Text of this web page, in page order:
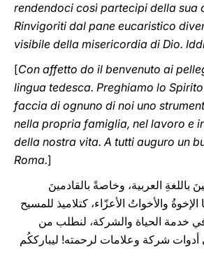
rendendoci così partecipi della sua
Rinvigoriti dal pane eucaristico
visibile della misericordia di Dio.
[Con affetto do il benvenuto ai
lingua tedesca. Preghiamo lo
faccia di ognuno di noi uno
nella propria famiglia, nel lavoro e
della nostra vita. A tutti auguro un
Roma.]
باللغةِ العربية، وخاصةً بالقادمينَ
والأخواتُ الأعزّاء، كتلاميذ للمسيح
خدمة الحياة والشركة، لنطلب من
أدوات شركة وعلامات لرحمته! ليبارككُم